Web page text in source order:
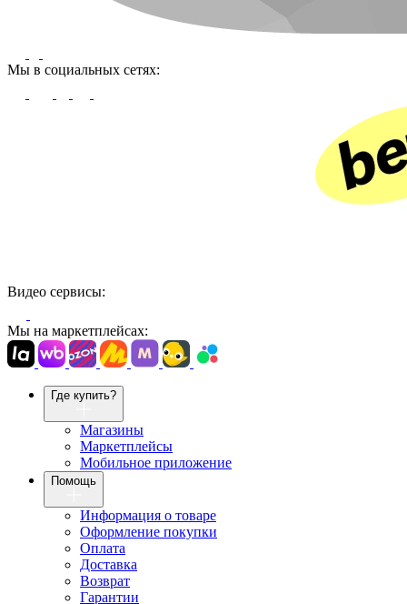
Мы в социальных сетях:
Видео сервисы:
Мы на маркетплейсах:
Где купить?
Магазины
Маркетплейсы
Мобильное приложение
Помощь
Информация о товаре
Оформление покупки
Оплата
Доставка
Возврат
Гарантии